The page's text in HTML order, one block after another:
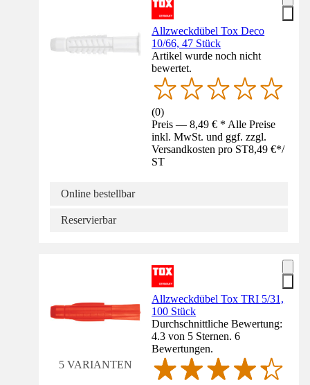
Allzweckdübel Tox Deco
10/66, 47 Stück
Artikel wurde noch nicht
bewertet.
(0)
Preis — 8,49 € * Alle Preise
inkl. MwSt. und ggf. zzgl.
Versandkosten pro ST8,49 €*/
ST
Online bestellbar
Reservierbar
5 VARIANTEN
Allzweckdübel Tox TRI 5/31,
100 Stück
Durchschnittliche Bewertung:
4.3 von 5 Sternen. 6
Bewertungen.